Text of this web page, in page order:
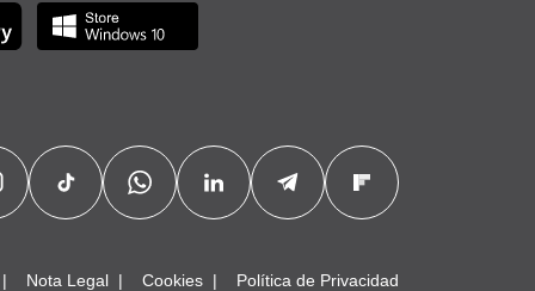
Nota Legal Cookies Política de Privacidad